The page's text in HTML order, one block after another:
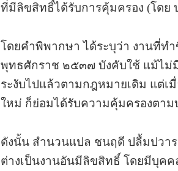
ที่มีลิขสิทธิ์ได้รับการคุ้มครอง (โดย
โดยคำพิพากษา ได้ระบุว่า งานที่
พุทธศักราช ๒๕๓๗ บังคับใช้ แม้ไม่
ระงับไปแล้วตามกฎหมายเดิม แต่
ใหม่ ก็ย่อมได้รับความคุ้มครองตา
ดังนั้น สำนวนแปล ชนฤดี ปลื้มปวา
ต่างเป็นงานอันมีลิขสิทธิ์ โดยมีบุคค